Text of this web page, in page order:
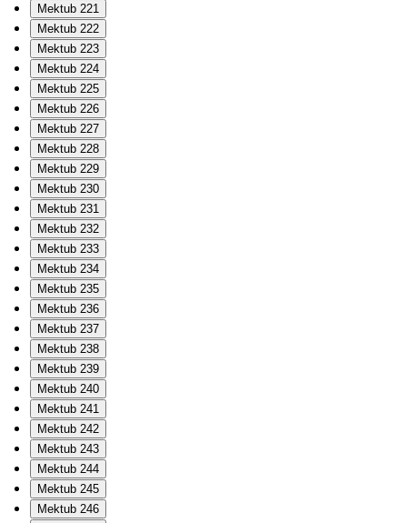
Mektub 221
Mektub 222
Mektub 223
Mektub 224
Mektub 225
Mektub 226
Mektub 227
Mektub 228
Mektub 229
Mektub 230
Mektub 231
Mektub 232
Mektub 233
Mektub 234
Mektub 235
Mektub 236
Mektub 237
Mektub 238
Mektub 239
Mektub 240
Mektub 241
Mektub 242
Mektub 243
Mektub 244
Mektub 245
Mektub 246